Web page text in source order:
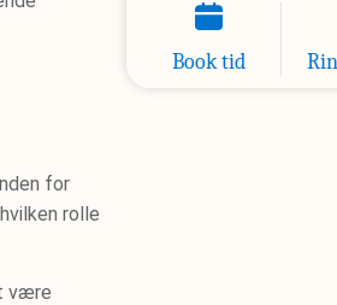
for
rolle
være
Book tid